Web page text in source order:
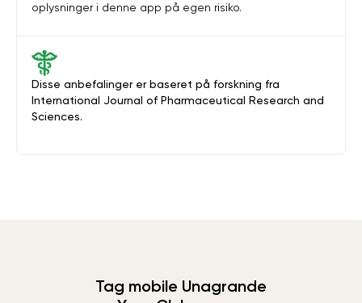
Disse anbefalinger er baseret på forskning fra
International Journal of Pharmaceutical Research and
Sciences.
oplysninger i denne app på egen risiko.
Tag mobile Unagrande